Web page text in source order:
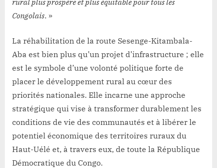
Congolais. »
La réhabilitation de la route Sesenge-Kitambala-
Aba est bien plus qu’un projet d’infrastructure ; elle
est le symbole d’une volonté politique forte de
placer le développement rural au cœur des
priorités nationales. Elle incarne une approche
stratégique qui vise à transformer durablement les
conditions de vie des communautés et à libérer le
potentiel économique des territoires ruraux du
Haut-Uélé et, à travers eux, de toute la République
Démocratique du Congo.